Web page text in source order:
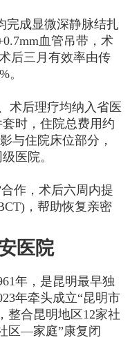
完成显微深静脉结扎
血管吊带，术
后三月有效率由传
。
术后理疗均纳入省医
时，住院总费用约
与住院床位部分，
医院。
作，术后六周内提
，帮助恢复亲密
医院
年，是昆明最早独
年牵头成立“昆明市
整合昆明地区12家社
区—家庭”康复闭